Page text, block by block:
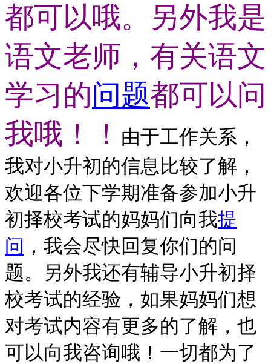
都可以哦。另外我是
语文老师，有关语文
学习的问题都可以问
我哦！！
由于工作关系，
我对小升初的信息比较了解，
欢迎各位下学期准备参加小升
初择校考试的妈妈们向我提
问 ，我会尽快回复你们的问
题。
另外我还有辅导小升初择
校考试的经验，如果妈妈们想
对考试内容有更多的了解，也
可以向我咨询哦！一切都为了